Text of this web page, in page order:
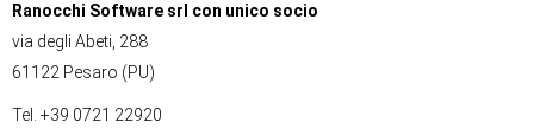
Ranocchi Software srl con unico socio
via degli Abeti, 288
61122 Pesaro (PU)
Tel. +39 0721 22920